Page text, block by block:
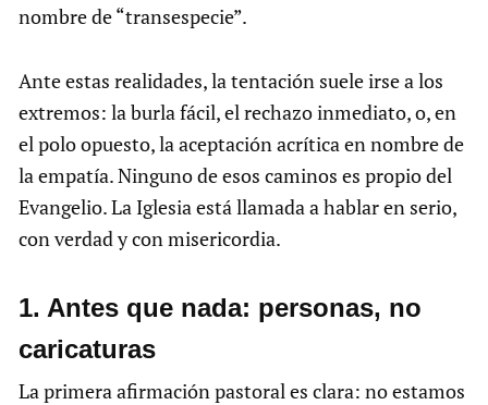
nombre de “transespecie”.
Ante estas realidades, la tentación suele irse a los
extremos: la burla fácil, el rechazo inmediato, o, en
el polo opuesto, la aceptación acrítica en nombre de
la empatía. Ninguno de esos caminos es propio del
Evangelio. La Iglesia está llamada a hablar en serio,
con verdad y con misericordia.
1.⁠ ⁠Antes que nada: personas, no
caricaturas
La primera afirmación pastoral es clara: no estamos